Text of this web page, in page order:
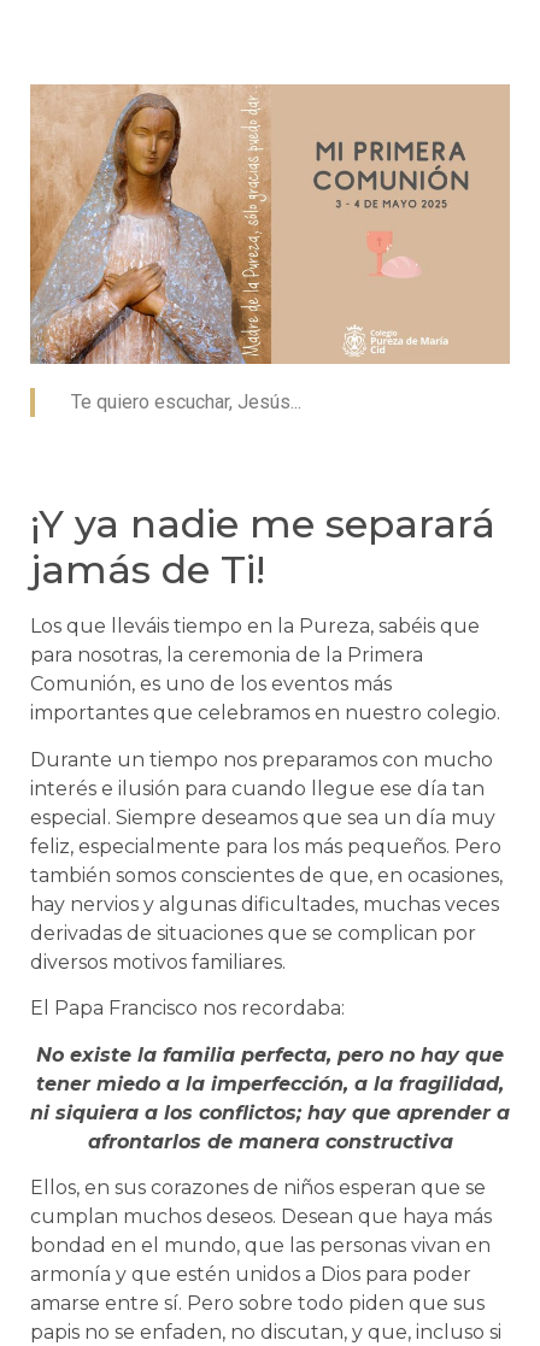
Te quiero escuchar, Jesús...
¡Y ya nadie me separará
jamás de Ti!
Los que lleváis tiempo en la Pureza, sabéis que
para nosotras, la ceremonia de la Primera
Comunión, es uno de los eventos más
importantes que celebramos en nuestro colegio.
Durante un tiempo nos preparamos con mucho
interés e ilusión para cuando llegue ese día tan
especial. Siempre deseamos que sea un día muy
feliz, especialmente para los más pequeños. Pero
también somos conscientes de que, en ocasiones,
hay nervios y algunas dificultades, muchas veces
derivadas de situaciones que se complican por
diversos motivos familiares.
El Papa Francisco nos recordaba:
No existe la familia perfecta, pero no hay que
tener miedo a la imperfección, a la fragilidad,
ni siquiera a los conflictos; hay que aprender a
afrontarlos de manera constructiva
Ellos, en sus corazones de niños esperan que se
cumplan muchos deseos. Desean que haya más
bondad en el mundo, que las personas vivan en
armonía y que estén unidos a Dios para poder
amarse entre sí. Pero sobre todo piden que sus
papis no se enfaden, no discutan, y que, incluso si